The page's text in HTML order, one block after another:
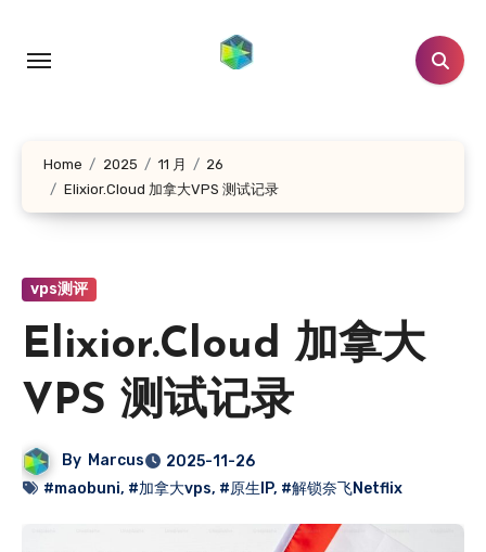
Home 2025 11 月
26
Elixior.Cloud 加拿大VPS 测试记录
vps测评
Elixior.Cloud 加拿大
VPS 测试记录
By Marcus
2025-11-26
#maobuni, #加拿大vps, #原生IP, #解锁奈飞Netflix